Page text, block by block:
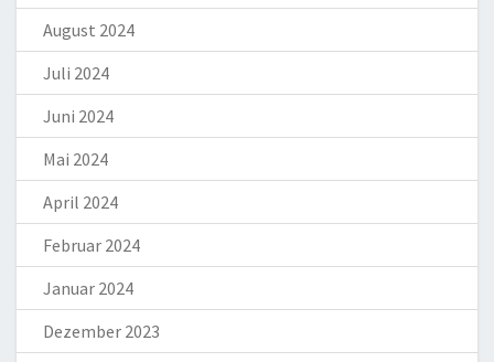
August 2024
Juli 2024
Juni 2024
Mai 2024
April 2024
Februar 2024
Januar 2024
Dezember 2023